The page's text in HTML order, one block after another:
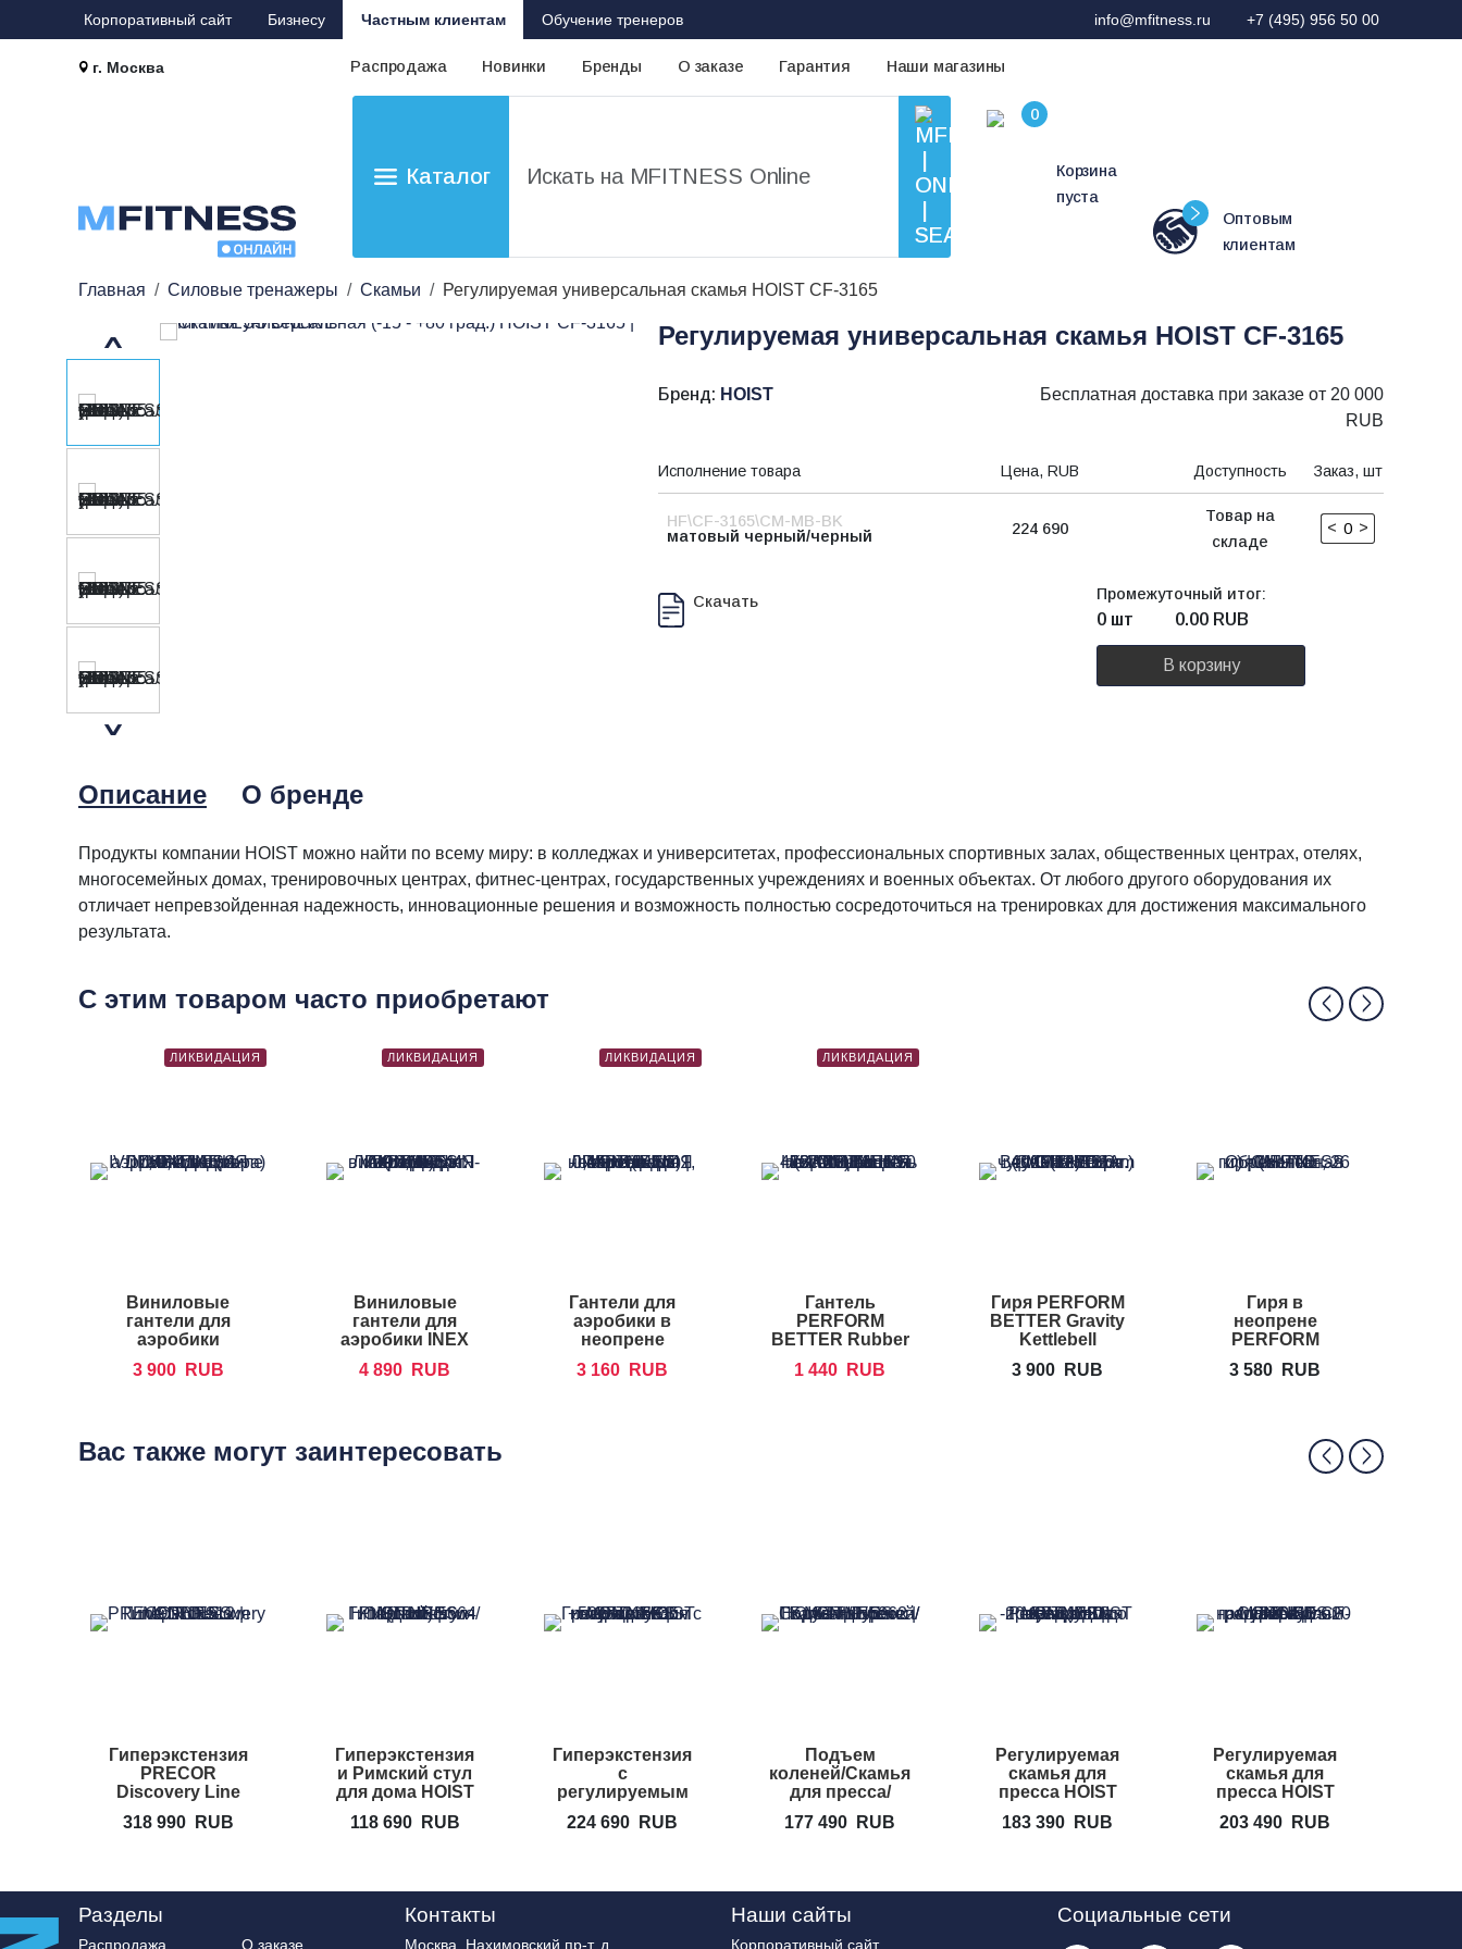
Корпоративный сайт Бизнесу Частным клиентам Обучение тренеров info@mfitness.ru +7 (495) 956 50 00
г. Москва Распродажа Новинки Бренды О заказе Гарантия Наши магазины
Каталог
Корзина
пуста
Оптовым
клиентам
Главная Силовые тренажеры Скамьи Регулируемая универсальная скамья HOIST CF-3165
Регулируемая универсальная скамья HOIST CF-3165
Бренд: HOIST
Бесплатная доставка при заказе от 20 000
RUB
Исполнение товара Цена, RUB Доступность Заказ, шт
HF\CF-3165\CM-MB-BK
матовый черный/черный
224 690
Товар на
складе
< >
Скачать Промежуточный итог:
0 шт 0.00 RUB
В корзину
Описание О бренде
Продукты компании HOIST можно найти по всему миру: в колледжах и университетах, профессиональных спортивных залах, общественных центрах, отелях,
многосемейных домах, тренировочных центрах, фитнес-центрах, государственных учреждениях и военных объектах. От любого другого оборудования их
отличает непревзойденная надежность, инновационные решения и возможность полностью сосредоточиться на тренировках для достижения максимального
результата.
С этим товаром часто приобретают
ЛИКВИДАЦИЯ
Виниловые
гантели для
аэробики
3 900 RUB
ЛИКВИДАЦИЯ
Виниловые
гантели для
аэробики INEX
4 890 RUB
ЛИКВИДАЦИЯ
Гантели для
аэробики в
неопрене
3 160 RUB
ЛИКВИДАЦИЯ
Гантель
PERFORM
BETTER Rubber
Dumbbells
1 440 RUB
Гиря PERFORM
BETTER Gravity
Kettlebell
3 900
RUB
Гиря в
неопрене
PERFORM
Neoprene
3 580 RUB
Вас также могут заинтересовать
Гиперэкстензия
PRECOR
Discovery Line
318 990 RUB
Гиперэкстензия
и Римский стул
для дома HOIST
118 690 RUB
Гиперэкстензия
с
регулируемым
HOIST CF-3663
224 690 RUB
Подъем
коленей/Скамья
для пресса/
для дома HOIST
177 490 RUB
Регулируемая
скамья для
пресса HOIST
183 390 RUB
Регулируемая
скамья для
пресса HOIST
203 490 RUB
Разделы Контакты Наши сайты Социальные сети
Распродажа О заказе Москва, Нахимовский пр-т, д. Корпоративный сайт